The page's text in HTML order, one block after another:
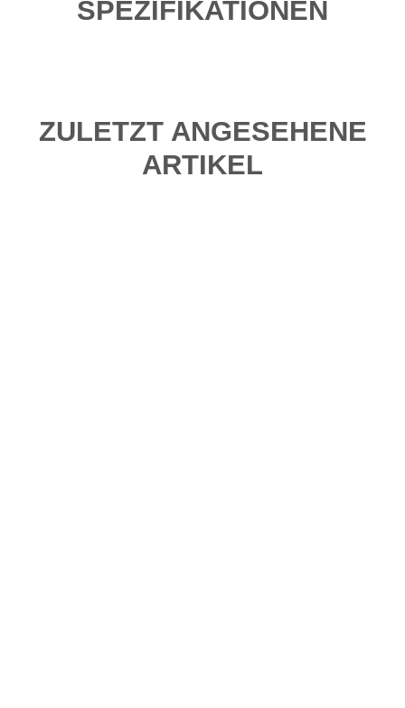
SPEZIFIKATIONEN
ZULETZT ANGESEHENE
ARTIKEL